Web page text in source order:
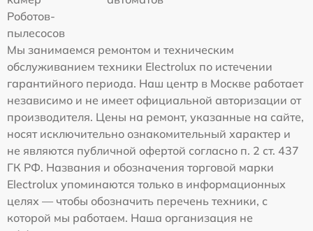
Роботов-
пылесосов
Мы занимаемся ремонтом и техническим
обслуживанием техники Electrolux по истечении
гарантийного периода. Наш центр в Москве работает
независимо и не имеет официальной авторизации от
производителя. Цены на ремонт, указанные на сайте,
носят исключительно ознакомительный характер и
не являются публичной офертой согласно п. 2 ст. 437
ГК РФ. Названия и обозначения торговой марки
Electrolux упоминаются только в информационных
целях — чтобы обозначить перечень техники, с
которой мы работаем. Наша организация не